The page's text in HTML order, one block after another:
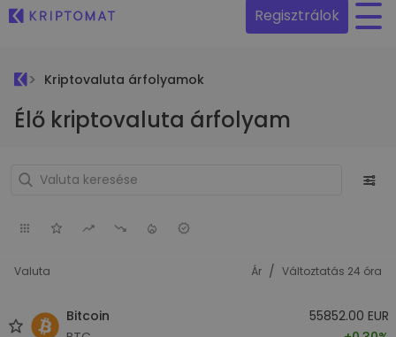
Regisztrálok
Kriptovaluta árfolyamok
Élő kriptovaluta árfolyam
Valuta Ár / Változtatás 24 óra
Bitcoin
55852.00 EUR